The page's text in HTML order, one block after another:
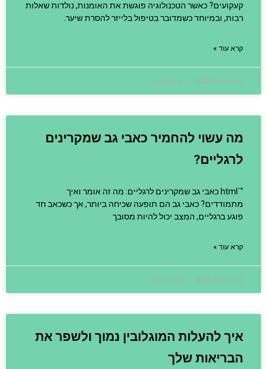
קעקועים? כאשר הטכנולוגיה פוגשת את האומנות, נולדות שאלות
רבות, ובמיוחד כשמדובר בטיפול בלייזר להסרת שיער.
קרא עוד »
11 באפריל 2025 אין תגובות
מה עשוי להחמיר כאבי גב שמקרינים
לרגליים?
"`html כאבי גב שמקרינים לרגליים: מה זה אומר ואיך
מתמודדים? כאבי גב הם תופעה שכיחה ביותר, אך כשכאב חד
פוגע ברגליים, המצב יכול להיות מסובך
קרא עוד »
11 באפריל 2025 אין תגובות
איך להעלות המוגלובין נמוך ולשפר את
הבריאות שלך